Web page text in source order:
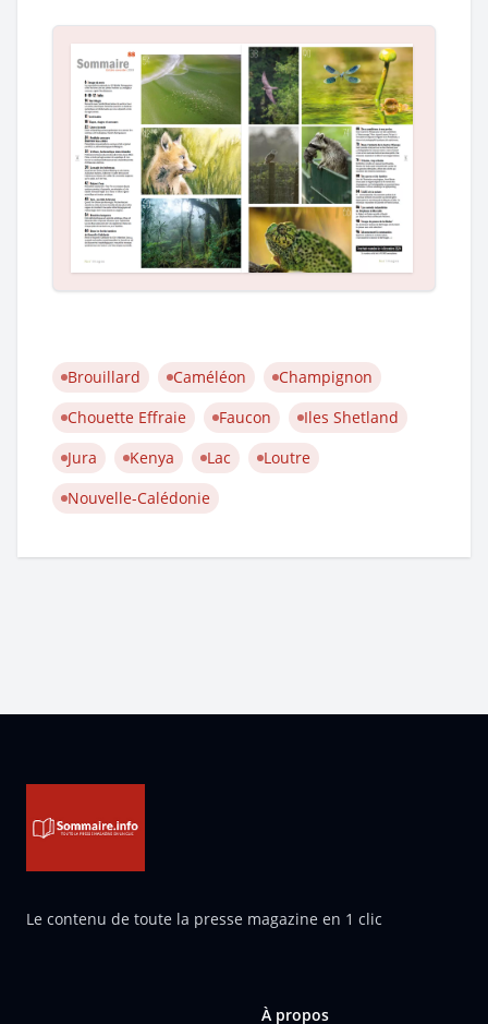
Brouillard Caméléon
Champignon
Chouette Effraie
Faucon
Iles Shetland
Jura
Kenya Lac
Loutre
Nouvelle-Calédonie
Le contenu de toute la presse magazine en 1 clic
À propos